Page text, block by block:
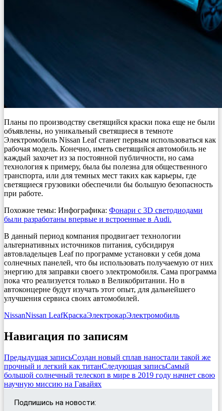
Планы по производству светящийся краски пока еще не были
объявлены, но уникальный светящиеся в темноте
Электромобиль Nissan Leaf станет первым использоваться как
рабочая модель. Конечно, иметь светящийся автомобиль не
каждый захочет из за постоянной публичности, но сама
технология к примеру, была бы полезна для общественного
транспорта, или для темных мест таких как карьеры, где
светящиеся грузовики обеспечили бы большую безопасность
при работе.
Похожие темы: Инфографика: Фонари с 3D светодиодами
были разработаны впервые и встроенные в Audi.
В данный период компания продвигает технологии
альтернативных источников питания, субсидируя
автовладельцев Leaf по программе установки у себя дома
солнечных панелей, что бы использовать получаемую от них
энергию для заправки своего электромобиля. Сама программа
пока что реализуется только в Великобритании. Но в
автоконцерне будут изучать этот опыт, для дальнейшего
улучшения сервиса своих автомобилей.
NissanNissan LeafКраскаЭлектрокарЭлектромобиль
Навигация по записям
Предыдущая записьСоздан новый сплав наностали такой же
прочный и легкий как титанСледующая записьСамый
большой солнечный телескоп в мире в 2019 году начнет свою
научную миссию на Гавайях
Подпишись на новости: